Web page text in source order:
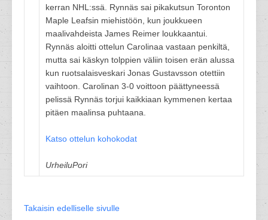
kerran NHL:ssä. Rynnäs sai pikakutsun Toronton
Maple Leafsin miehistöön, kun joukkueen
maalivahdeista James Reimer loukkaantui.
Rynnäs aloitti ottelun Carolinaa vastaan penkiltä,
mutta sai käskyn tolppien väliin toisen erän alussa
kun ruotsalaisveskari Jonas Gustavsson otettiin
vaihtoon. Carolinan 3-0 voittoon päättyneessä
pelissä Rynnäs torjui kaikkiaan kymmenen kertaa
pitäen maalinsa puhtaana.
Katso ottelun kohokodat
UrheiluPori
Takaisin edelliselle sivulle